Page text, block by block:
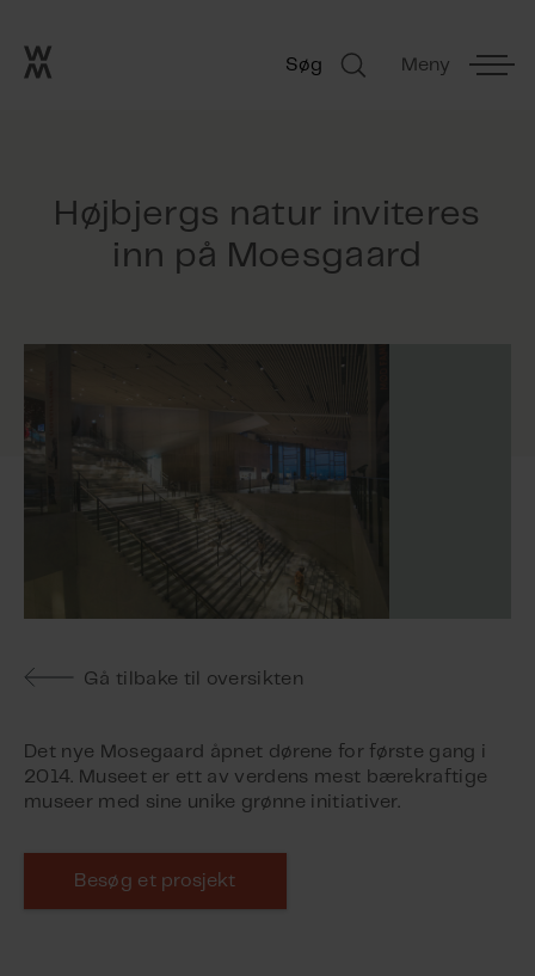
Søg Meny
Højbjergs natur inviteres
inn på Moesgaard
Gå tilbake til oversikten
Det nye Mosegaard åpnet dørene for første gang i
2014. Museet er ett av verdens mest bærekraftige
museer med sine unike grønne initiativer.
Besøg et prosjekt